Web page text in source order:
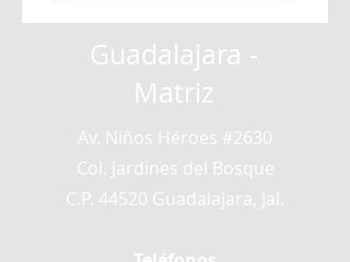
Guadalajara -
Matriz
Av. Niños Héroes #2630
Col. Jardines del Bosque
C.P. 44520 Guadalajara, Jal.